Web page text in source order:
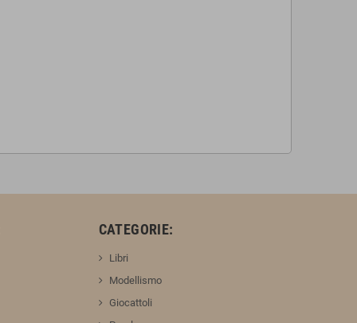
CATEGORIE:
Libri
Modellismo
Giocattoli